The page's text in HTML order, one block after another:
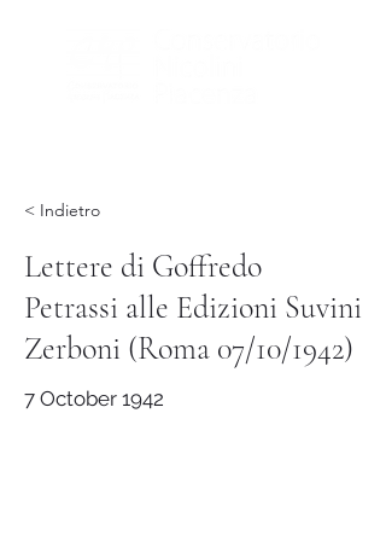
< Indietro
Lettere di Goffredo
Petrassi alle Edizioni Suvini
Zerboni (Roma 07/10/1942)
7 October 1942